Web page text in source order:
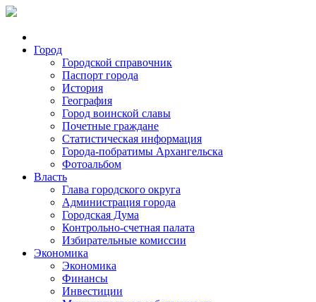
Город
Городской справочник
Паспорт города
История
География
Город воинской славы
Почетные граждане
Статистическая информация
Города-побратимы Архангельска
Фотоальбом
Власть
Глава городского округа
Администрация города
Городская Дума
Контрольно-счетная палата
Избирательные комиссии
Экономика
Экономика
Финансы
Инвестиции